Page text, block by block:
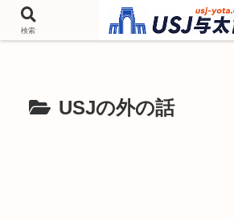
チケットやシーズンイベント ニンテンドーワール
バを歩いて情報収集してい
USJの外の話
検索